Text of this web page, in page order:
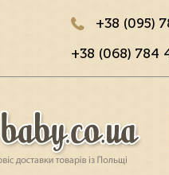
+38 (095)
+38 (068) 784